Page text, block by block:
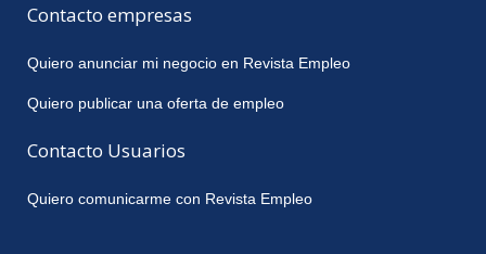
Contacto empresas
Quiero anunciar mi negocio en Revista Empleo
Quiero publicar una oferta de empleo
Contacto Usuarios
Quiero comunicarme con Revista Empleo